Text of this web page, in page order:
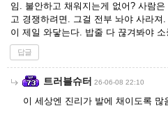
임. 불안하고 채워지는게 없어? 사람
고 경쟁하려면. 그걸 전부 놔야 사라
이 제일 와닿는다. 밥줄 다 끊겨봐야
답글
트러블슈터 26-06-08 22:10
이 세상엔 진리가 발에 채이도록 많